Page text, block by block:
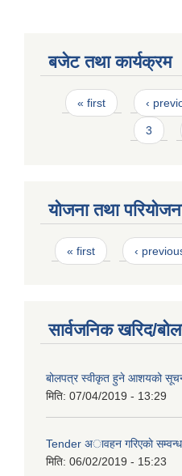
बजेट तथा कार्यक्रम
Pages
« first ‹
3
योजना तथा
Pages
« first ‹
सार्वजनिक खरिद/
बोलपत्र स्वीकृत हुने आशयको
मिति: 07/04/2019 - 13:29
Tender अावहन गरिएकाे
मिति: 06/02/2019 - 15:23